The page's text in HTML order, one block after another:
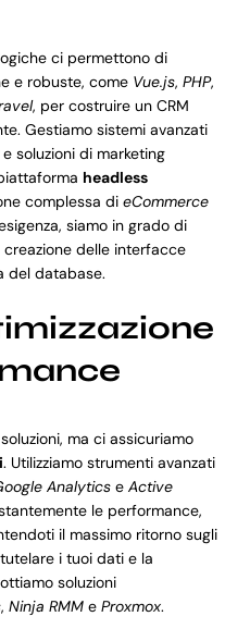
ci permettono di
e robuste, come Vue.js, PHP,
, per costruire un CRM
Gestiamo sistemi avanzati
soluzioni di marketing
headless
complessa di eCommerce
siamo in grado di
delle interfacce
del database.
ma ci assicuriamo
. Utilizziamo strumenti avanzati
Analyticse Active
le performance,
il massimo ritorno sugli
i tuoi dati e la
soluzioni
, Ninja RMMe Proxmox.